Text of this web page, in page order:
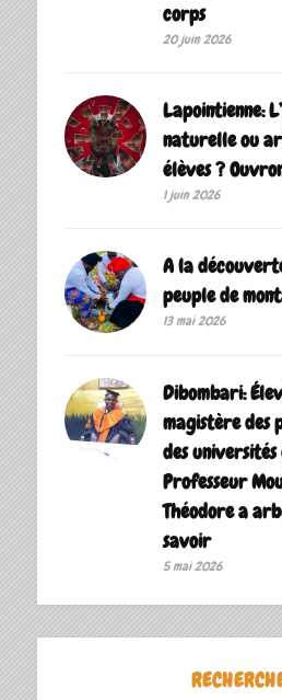
corps
20 juin 2026
Lapointienne:
naturelle ou
élèves ?
1 juin 2026
A la
peuple de
13 mai 2026
Dibombari:
magistère des
des universités
Professeur
Théodore a
savoir ‎
5 mai 2026